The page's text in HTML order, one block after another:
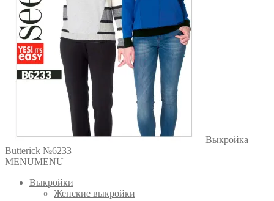
Выкройка
Butterick №6233
MENUMENU
Выкройки
Женские выкройки